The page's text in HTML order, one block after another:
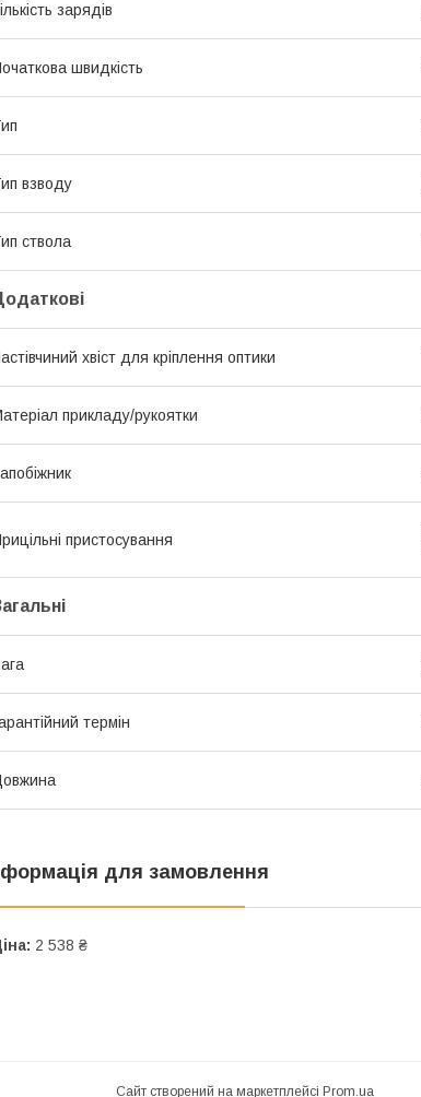
зарядів
швидкість
взводу
ствола
хвіст для кріплення оптики
прикладу/рукоятки
пристосування
термін
для замовлення
2 538 ₴
Сайт створений на маркетплейсі Prom.ua